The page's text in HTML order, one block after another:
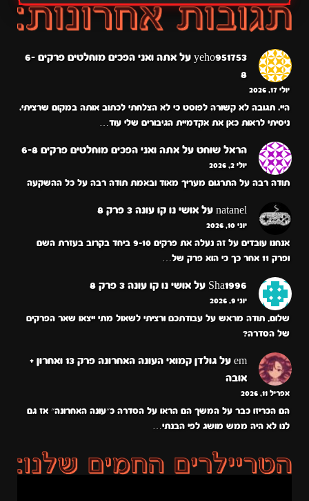
yeho951753 על
אתה ואני הפכים מוחלטים פרקים 6-
8
יולי 17, 2026
היי. תגובה לא קשורה לפוסט כי לא הצלחתי לכתוב אותה במקום שרציתי.
ניסיתי לראות כאן את אקדמיית הגיבורים שלי עוד…
הראל שוחט על אתה ואני הפכים מוחלטים פרקים 6-8
יולי 2, 2026
תודה רבה על התרגום מעריך מאוד ובאמת תודה רבה על כל ההשקעה
natanel על אושי נו קו עונה 3 פרק 8
יוני 10, 2026
אנחנו עובדים על זה נעלה את פרקים 9-10 ביחד בקרוב בעזרת השם
ופרק 11 אחר כך כי הוא פרק של…
Sha1996 על אושי נו קו עונה 3 פרק 8
יוני 9, 2026
שלום, תודה מראש על עבודתכם ורציתי לשאול מתי ייצאו שאר הפרקים
של הסדרה?
em על
גולדן קמואי העונה האחרונה פרק 13 ואחרון +
אובה
אפריל 11, 2026
הם הכריזו כבר על המשך הם הראו על הסדרה כ״עונה האחרונה״ אז גם
לנו לא היה ממש מושג לפי הבנתי…